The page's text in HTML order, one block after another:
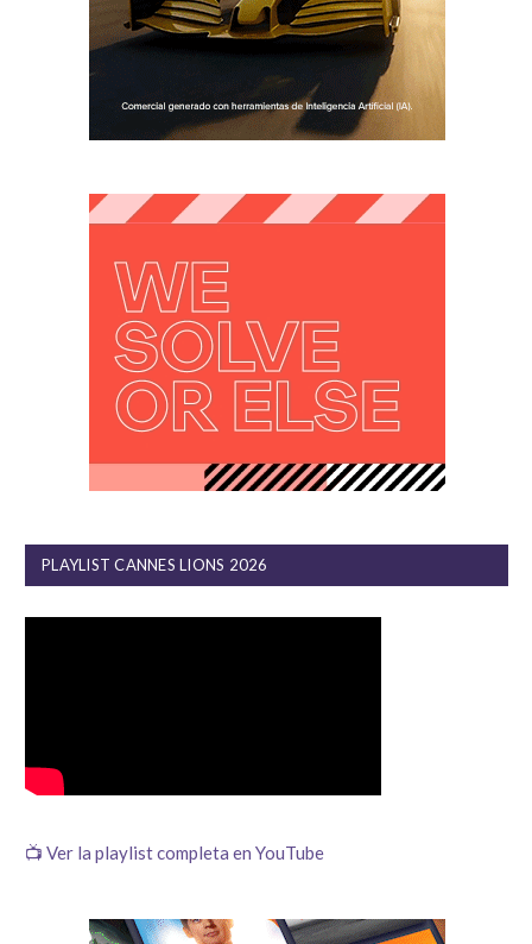
PLAYLIST CANNES LIONS 2026
📺 Ver la playlist completa en YouTube